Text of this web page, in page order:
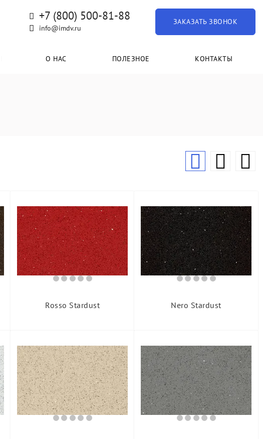
+7 (800) 500-81-88
info@imdv.ru
ЗАКАЗАТЬ ЗВОНОК
О НАС ПОЛЕЗНОЕ КОНТАКТЫ
Rosso Stardust Nero Stardust